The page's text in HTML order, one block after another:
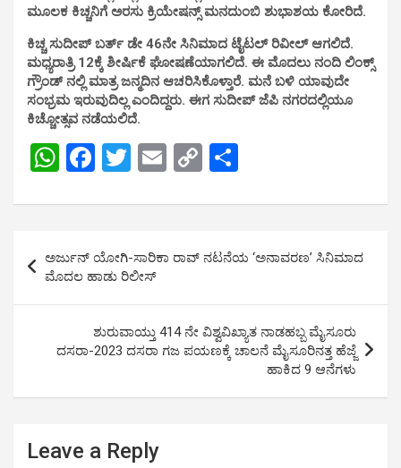
ಮೂಲಕ ಕಿಚ್ಚನಿಗೆ ಅರಸು ಕ್ರಿಯೇಷನ್ಸ್ ಮನದುಂಬಿ ಶುಭಾಶಯ ಕೋರಿದೆ.
ಕಿಚ್ಚ ಸುದೀಪ್ ಬರ್ತ್ ಡೇ 46ನೇ ಸಿನಿಮಾದ ಟೈಟಲ್ ರಿವೀಲ್ ಆಗಲಿದೆ.
ಮಧ್ಯರಾತ್ರಿ 12ಕ್ಕೆ ಶೀರ್ಷಿಕೆ ಘೋಷಣೆಯಾಗಲಿದೆ. ಈ ಮೊದಲು ನಂದಿ ಲಿಂಕ್ಸ್
ಗ್ರೌಂಡ್ ನಲ್ಲಿ ಮಾತ್ರ ಜನ್ಮದಿನ ಆಚರಿಸಿಕೊಳ್ತಾರೆ. ಮನೆ ಬಳಿ ಯಾವುದೇ
ಸಂಭ್ರಮ ಇರುವುದಿಲ್ಲ ಎಂದಿದ್ದರು. ಈಗ ಸುದೀಪ್ ಜೆಪಿ ನಗರದಲ್ಲಿಯೂ
ಕಿಚ್ಚೋತ್ಸವ ನಡೆಯಲಿದೆ.
W
at
A
p
F
ce
b
o
o
k
T
tt
er
E
ail
C
py
Li
n
k
ar
e
navigation
ಅರ್ಜುನ್ ಯೋಗಿ-ಸಾರಿಕಾ ರಾವ್ ನಟನೆಯ ‘ಅನಾವರಣ’ ಸಿನಿಮಾದ
ಮೊದಲ ಹಾಡು ರಿಲೀಸ್
ಶುರುವಾಯ್ತು 414 ನೇ ವಿಶ್ವವಿಖ್ಯಾತ ನಾಡಹಬ್ಬ ಮೈಸೂರು
ದಸರಾ-2023 ದಸರಾ ಗಜ ಪಯಣಕ್ಕೆ ಚಾಲನೆ ಮೈಸೂರಿನತ್ತ ಹೆಜ್ಜೆ
ಹಾಕಿದ 9 ಆನೆಗಳು
Leave a Reply